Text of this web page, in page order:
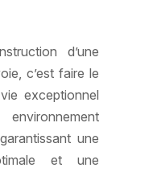
d’une
c’est faire le
exceptionnel
une
et une